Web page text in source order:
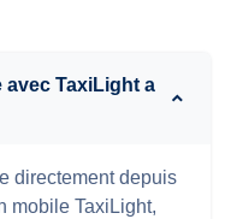
TaxiLight a
directement depuis
mobile TaxiLight,